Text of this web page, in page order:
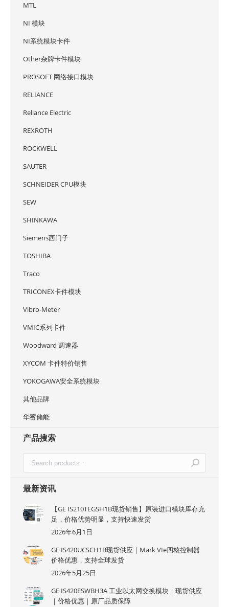
MTL
NI 模块
NI系统模块卡件
Other杂牌卡件模块
PROSOFT 网络接口模块
RELIANCE
Reliance Electric
REXROTH
ROCKWELL
SAUTER
SCHNEIDER CPU模块
SEW
SHINKAWA
Siemens西门子
TOSHIBA
Traco
TRICONEX卡件模块
Vibro-Meter
VMIC系列卡件
Woodward 调速器
XYCOM 卡件特价销售
YOKOGAWA安全系统模块
其他品牌
华蓄储能
产品搜索
最新资讯
【GE IS210TEGSH1B现货销售】原装进口模块库存充
足，价格优势明显，支持快速发货
2026年6月1日
GE IS420UCSCH1B现货供应｜Mark VIe四核控制器
价格优惠，支持全球发货
2026年5月25日
GE IS420ESWBH3A 工业以太网交换模块｜现货供应
｜价格优惠｜原厂品质保障